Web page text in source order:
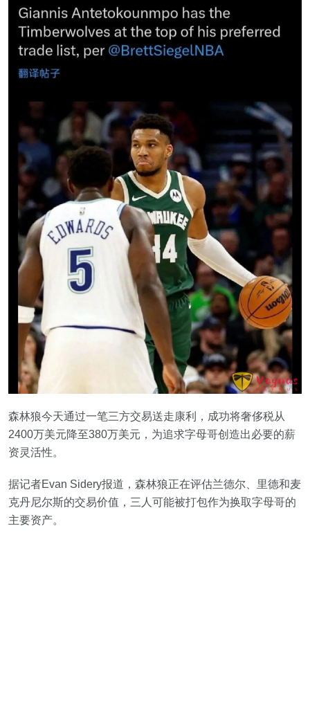
森林狼今天通过一笔三方交易送走康利，成功将奢侈税从
2400万美元降至380万美元，为追求字母哥创造出必要的薪
资灵活性。
据记者Evan Sidery报道，森林狼正在评估兰德尔、里德和麦
克丹尼尔斯的交易价值，三人可能被打包作为换取字母哥的
主要资产。